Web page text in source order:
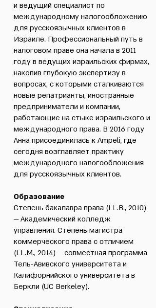
и ведущий специалист по
международному налогообложению
для русскоязычных клиентов в
Израиле. Профессиональный путь в
налоговом праве она начала в 2011
году в ведущих израильских фирмах,
накопив глубокую экспертизу в
вопросах, с которыми сталкиваются
новые репатрианты, иностранные
предприниматели и компании,
работающие на стыке израильского и
международного права. В 2016 году
Анна присоединилась к Ampeli, где
сегодня возглавляет практику
международного налогообложения
для русскоязычных клиентов.
Образование
Степень бакалавра права (LL.B., 2010)
— Академический колледж
управления. Степень магистра
коммерческого права с отличием
(LL.M., 2014) — совместная программа
Тель-Авивского университета и
Калифорнийского университета в
Беркли (UC Berkeley).